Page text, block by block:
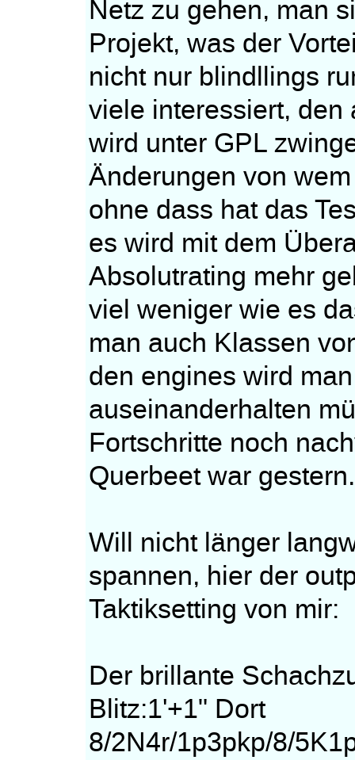
Netz zu gehen, man
Projekt, was der
nicht nur blindllings
viele interessiert, den
wird unter GPL
Änderungen von
ohne dass hat das
es wird mit dem
Absolutrating mehr
viel weniger wie es
man auch Klassen
den engines wird
auseinanderhalten
Fortschritte noch
Querbeet war gestern.
Will nicht länger
spannen, hier der
Taktiksetting von mir:
Der brillante
Blitz:1'+1" Dort
8/2N4r/1p3pkp/8/